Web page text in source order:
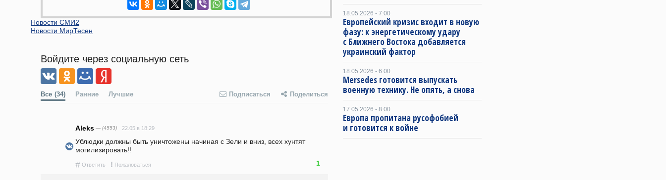
Новости СМИ2
Новости МирТесен
Войдите через социальную сеть
Все (34) Ранние Лучшие Подписаться Поделиться
Aleks — (4553) 22.05 в 18:29
Ублюдки должны быть уничтожены начиная с Зели и вниз, всех хунтят
могилизировать!!
# Ответить ! Пожаловаться 1
18.05.2026 - 7:00
Европейский кризис входит в новую
фазу: к энергетическому удару
с Ближнего Востока добавляется
украинский фактор
18.05.2026 - 6:00
Mersedes готовится выпускать
военную технику. Не опять, а снова
17.05.2026 - 8:00
Европа пропитана русофобией
и готовится к войне